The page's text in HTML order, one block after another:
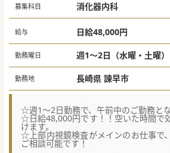
募集科目 消化器内科
給与 日給48,000円
勤務曜日 週1～2日（水曜・土曜）
勤務地 長崎県 諫早市
☆週1～2日勤務で、午前中のご勤務とな
☆日給48,000円です！！空いた時間で
けます。
☆上部内視鏡検査がメインのお仕事で
ご相談可能です！